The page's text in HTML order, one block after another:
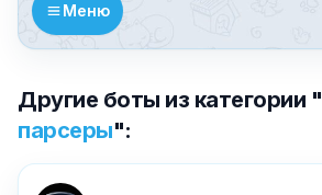
Меню
Другие боты из категории "
парсеры":